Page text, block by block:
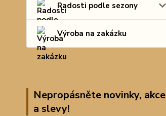
Radosti podle sezony
Výroba na zakázku
Nepropásněte novinky, akce
a slevy!